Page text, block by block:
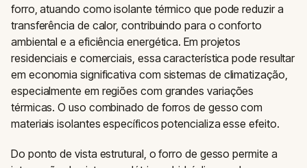
forro, atuando como isolante térmico que pode reduzir a
transferência de calor, contribuindo para o conforto
ambiental e a eficiência energética. Em projetos
residenciais e comerciais, essa característica pode resultar
em economia significativa com sistemas de climatização,
especialmente em regiões com grandes variações
térmicas. O uso combinado de forros de gesso com
materiais isolantes específicos potencializa esse efeito.
Do ponto de vista estrutural, o forro de gesso permite a